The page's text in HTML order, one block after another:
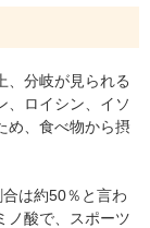
、分岐が見られる
、ロイシン、イソ
め、食べ物から摂
は約50％と言わ
ノ酸で、スポーツ